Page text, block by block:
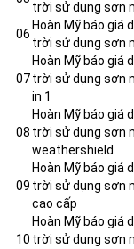
trời sử dụng sơn
06
Hoàn Mỹ báo giá
trời sử dụng sơn
07
Hoàn Mỹ báo giá
trời sử dụng sơn
in 1
08
Hoàn Mỹ báo giá
trời sử dụng sơn
weathershield
09
Hoàn Mỹ báo giá
trời sử dụng sơn
cao cấp
10
Hoàn Mỹ báo giá
trời sử dụng sơn